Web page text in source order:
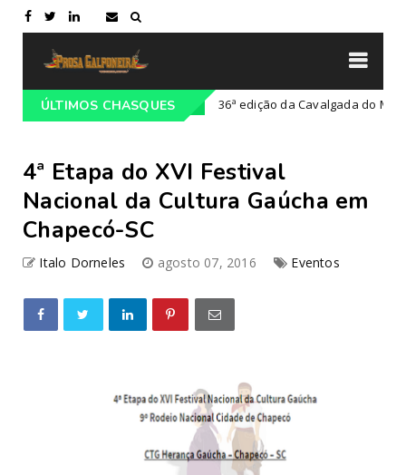
ÚLTIMOS CHASQUES
Doce Campeiro 36ª edição da Cavalgada do Mar
4ª Etapa do XVI Festival
Nacional da Cultura Gaúcha em
Chapecó-SC
Italo Dorneles agosto 07, 2016 Eventos